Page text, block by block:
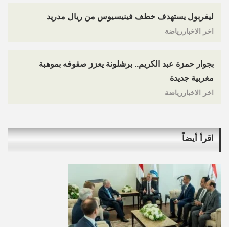
ليفربول يستهدف خطف فينيسيوس من ريال مدريد
اخر الاخباررياضة
بجوار حمزة عبد الكريم.. برشلونة يعزز صفوفه بموهبة
مغربية جديدة
اخر الاخباررياضة
اقرأ أيضاً